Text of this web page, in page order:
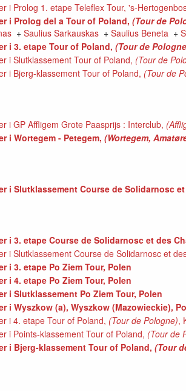
i Prolog 1. etape Teleflex Tour, 's-
i Prolog del a Tour of Poland, (Tour de
+ Saulius Sarkauskas + Saulius Beneta +
i 3. etape Tour of Poland, (Tour de
i Slutklassement Tour of Poland, (Tour de
i Bjerg-klassement Tour of Poland, (Tour de
i GP Affligem Grote Paasprijs : Interclub,
i Wortegem - Petegem, (Wortegem,
i Slutklassement Course de Solidarnosc
i 3. etape Course de Solidarnosc et des
i Slutklassement Course de Solidarnosc et
i 3. etape Po Ziem Tour, Polen
i 4. etape Po Ziem Tour, Polen
i Slutklassement Po Ziem Tour, Polen
i Wyszkow (a), Wyszkow (Mazowieckie),
i 4. etape Tour of Poland, (Tour de Pologne),
i Points-klassement Tour of Poland, (Tour de
i Bjerg-klassement Tour of Poland, (Tour